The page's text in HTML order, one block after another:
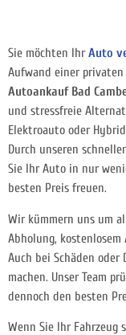
Sie möchten IhrAuto
Aufwand einer privaten
Autoankauf Bad
und stressfreie
Elektroauto oder
Durch unseren
Sie Ihr Auto in nur
besten Preis freuen.
Wir kümmern uns um
Abholung,
Auch bei Schäden oder
machen. Unser Team
dennoch den besten
Wenn Sie Ihr